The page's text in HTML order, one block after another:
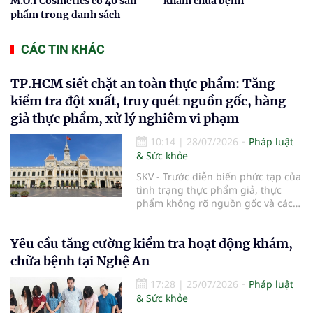
phẩm trong danh sách
CÁC TIN KHÁC
TP.HCM siết chặt an toàn thực phẩm: Tăng
kiểm tra đột xuất, truy quét nguồn gốc, hàng
giả thực phẩm, xử lý nghiêm vi phạm
10:14 | 28/07/2026
Pháp luật
& Sức khỏe
SKV - Trước diễn biến phức tạp của
tình trạng thực phẩm giả, thực
phẩm không rõ nguồn gốc và các
kế hoạch tăng cường bảo đảm an
toàn thực phẩm trên địa bàn năm
2026. Thành phố sẽ đẩy mạnh
thanh tra, kiểm tra đột xuất, siết
chặt quản lý tại các chợ đầu mối,
Yêu cầu tăng cường kiểm tra hoạt động khám,
chữa bệnh tại Nghệ An
17:28 | 25/07/2026
Pháp luật
& Sức khỏe